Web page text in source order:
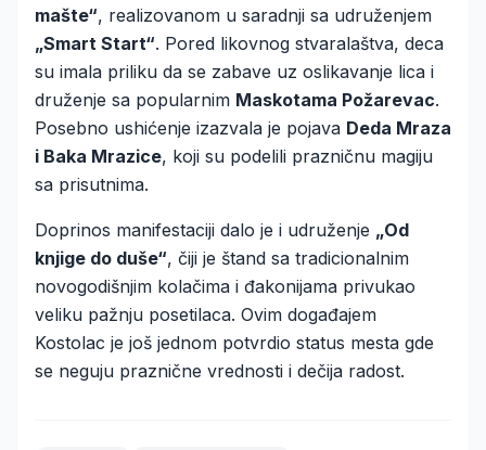
mašte“, realizovanom u saradnji sa udruženjem
„Smart Start“. Pored likovnog stvaralaštva, deca
su imala priliku da se zabave uz oslikavanje lica i
druženje sa popularnim Maskotama Požarevac.
Posebno ushićenje izazvala je pojava Deda Mraza
i Baka Mrazice, koji su podelili prazničnu magiju
sa prisutnima.
Doprinos manifestaciji dalo je i udruženje „Od
knjige do duše“, čiji je štand sa tradicionalnim
novogodišnjim kolačima i đakonijama privukao
veliku pažnju posetilaca. Ovim događajem
Kostolac je još jednom potvrdio status mesta gde
se neguju praznične vrednosti i dečija radost.